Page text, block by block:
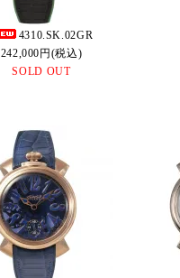
4310.SK.02GR
242,000円(税込)
SOLD OUT